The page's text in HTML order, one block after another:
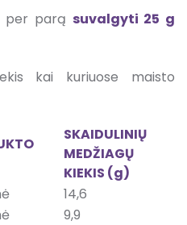
per parą suvalgyti 25 g
kai kuriuose maisto
SKAIDULINIŲ
MEDŽIAGŲ
KIEKIS (g)
14,6
9,9